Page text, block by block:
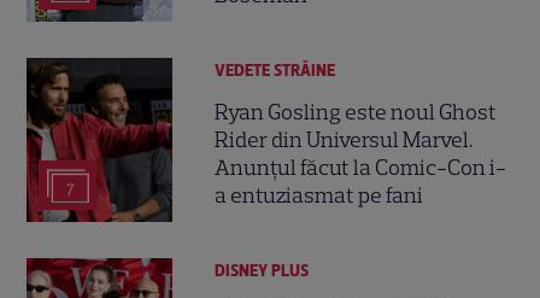
7
VEDETE STRĂINE
Ryan Gosling este noul Ghost
Rider din Universul Marvel.
Anunțul făcut la Comic-Con i-
a entuziasmat pe fani
DISNEY PLUS